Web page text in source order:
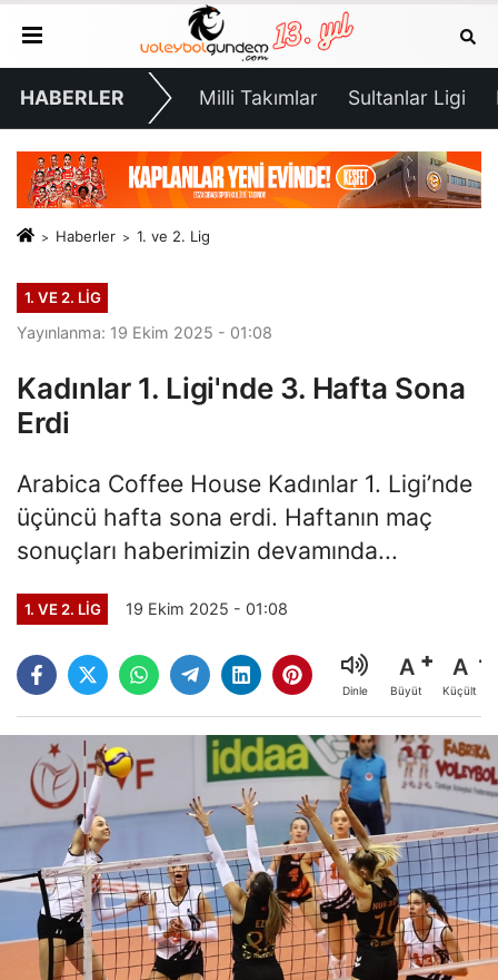
HABERLER Milli Takımlar Sultanlar Ligi
Haberler 1. ve 2. Lig
1. VE 2. LIG
Yayınlanma: 19 Ekim 2025 - 01:08
Kadınlar 1. Ligi'nde 3. Hafta Sona
Erdi
Arabica Coffee House Kadınlar 1. Ligi’nde
üçüncü hafta sona erdi. Haftanın maç
sonuçları haberimizin devamında...
1. VE 2. LIG 19 Ekim 2025 - 01:08
Dinle
A
Büyüt
A
Küçült